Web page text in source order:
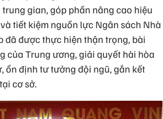
gian, góp phần nâng cao hiệu
tiết kiệm nguồn lực Ngân sách Nhà
đã được thực hiện thận trọng, bài
của Trung ương, giải quyết hài hòa
ổn định tư tưởng đội ngũ, gắn kết
cơ sở.